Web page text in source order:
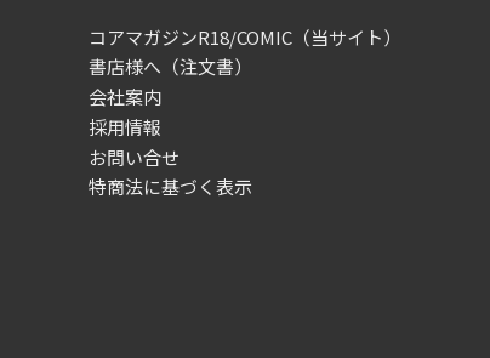
コアマガジンR18/COMIC（当サイト）
書店様へ（注文書）
会社案内
採用情報
お問い合せ
特商法に基づく表示